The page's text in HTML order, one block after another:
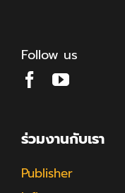
Follow us
ร่วมงานกับเรา
Publisher